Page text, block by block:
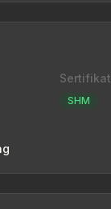
Sertifikat
SHM